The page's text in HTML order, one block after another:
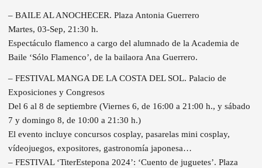
– BAILE AL ANOCHECER. Plaza Antonia Guerrero
Martes, 03-Sep, 21:30 h.
Espectáculo flamenco a cargo del alumnado de la Academia de
Baile ‘Sólo Flamenco’, de la bailaora Ana Guerrero.
– FESTIVAL MANGA DE LA COSTA DEL SOL. Palacio de
Exposiciones y Congresos
Del 6 al 8 de septiembre (Viernes 6, de 16:00 a 21:00 h., y sábado
7 y domingo 8, de 10:00 a 21:30 h.)
El evento incluye concursos cosplay, pasarelas mini cosplay,
vídeojuegos, expositores, gastronomía japonesa…
– FESTIVAL ‘TiterEstepona 2024’: ‘Cuento de juguetes’. Plaza